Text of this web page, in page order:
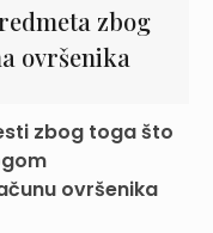
zbog
ovršenika
zbog toga što
ovršenika